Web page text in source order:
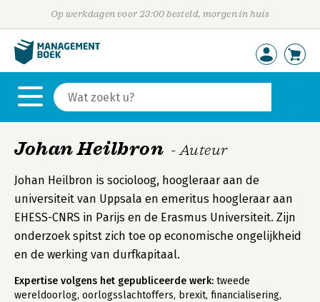
Op werkdagen voor 23:00 besteld, morgen in huis
Johan Heilbron - Auteur
Johan Heilbron is socioloog, hoogleraar aan de
universiteit van Uppsala en emeritus hoogleraar aan
EHESS-CNRS in Parijs en de Erasmus Universiteit. Zijn
onderzoek spitst zich toe op economische ongelijkheid
en de werking van durfkapitaal.
Expertise volgens het gepubliceerde werk: tweede
wereldoorlog, oorlogsslachtoffers, brexit, financialisering,